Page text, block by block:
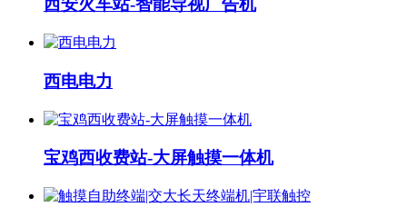
西安火车站-智能导视广告机
西电电力
宝鸡西收费站-大屏触摸一体机